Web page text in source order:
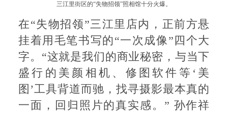
三江里街区的“失物招领”照相馆十分火爆。
在“失物招领”三江里店内，正前方悬
挂着用毛笔书写的“一次成像”四个大
字。“这就是我们的商业秘密，与当下
盛行的美颜相机、修图软件等‘美
图’工具背道而驰，找寻摄影最本真的
一面，回归照片的真实感。” 孙作祥